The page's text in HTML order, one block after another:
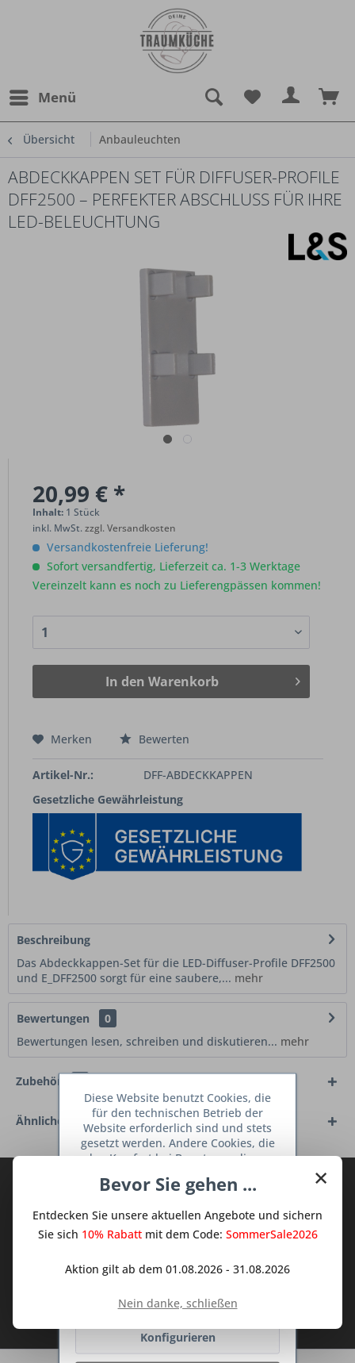
Menü
Übersicht Anbauleuchten
ABDECKKAPPEN SET FÜR DIFFUSER-PROFILE
DFF2500 – PERFEKTER ABSCHLUSS FÜR IHRE
LED-BELEUCHTUNG
20,99 € *
Inhalt: 1 Stück
inkl. MwSt.zzgl. Versandkosten
Versandkostenfreie Lieferung!
Sofort versandfertig, Lieferzeit ca. 1-3 Werktage
Vereinzelt kann es noch zu Lieferengpässen kommen!
In den Warenkorb
Merken Bewerten
Artikel-Nr.:
DFF-ABDECKKAPPEN
Gesetzliche Gewährleistung
Beschreibung
Das Abdeckkappen-Set für die LED-Diffuser-Profile DFF2500
und E_DFF2500 sorgt für eine saubere,... mehr
Bewertungen
0
Bewertungen lesen, schreiben und diskutieren... mehr
Zubehör
Ähnliche Artikel
Abonnieren Sie den kostenlosen Deine
Sie keine Neuigkeit oder Aktion mehr aus
dem Traum Küchen - Shop.
Ich habe dieDatenschutzbestimmungen
zur Kenntnis genommen.
×
Bevor Sie gehen ...
Entdecken Sie unsere aktuellen Angebote und sichern
Sie sich 10% Rabattmit dem Code: SommerSale2026
Aktion gilt ab dem 01.08.2026 - 31.08.2026
Nein danke, schließen
Diese Website benutzt Cookies, die
für den technischen Betrieb der
Website erforderlich sind und stets
gesetzt werden. Andere Cookies, die
den Komfort bei Benutzung dieser
dienen oder die Interaktion mit
Netzwerken vereinfachen sollen,
werden nur mit Ihrer Zustimmung
Ablehnen
Konfigurieren